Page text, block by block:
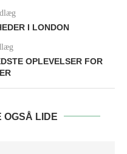
I LONDON
OPLEVELSER FOR
OGSÅ LIDE